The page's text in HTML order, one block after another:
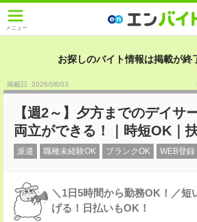
メニュー
お探しのバイト情報は掲載が終
掲載日 :2026/08/03
【週2～】夕方までのデイサ
両立ができる！｜時短OK｜
派遣 職種未経験OK ブランクOK WEB登
＼1日5時間から勤務OK！／短
げる！日払いもOK！